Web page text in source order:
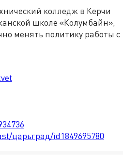
колледж в Керчи
школе «Колумбайн»,
менять политику работы с
царьград/id1849695780